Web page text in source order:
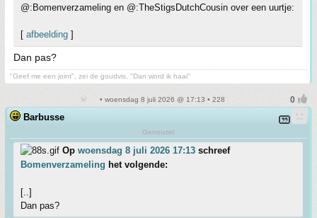
@:Bomenverzameling en @:TheStigsDutchCousin over een uurtje:
[ afbeelding ]
Dan pas?
"Geef me een joint", zei de goudvis, "Dan word ik haai"
• woensdag 8 juli 2026 @ 17:13 • 228
Barbusse
Geneuzel
Op woensdag 8 juli 2026 17:13 schreef
Bomenverzameling het volgende:
[..]
Dan pas?